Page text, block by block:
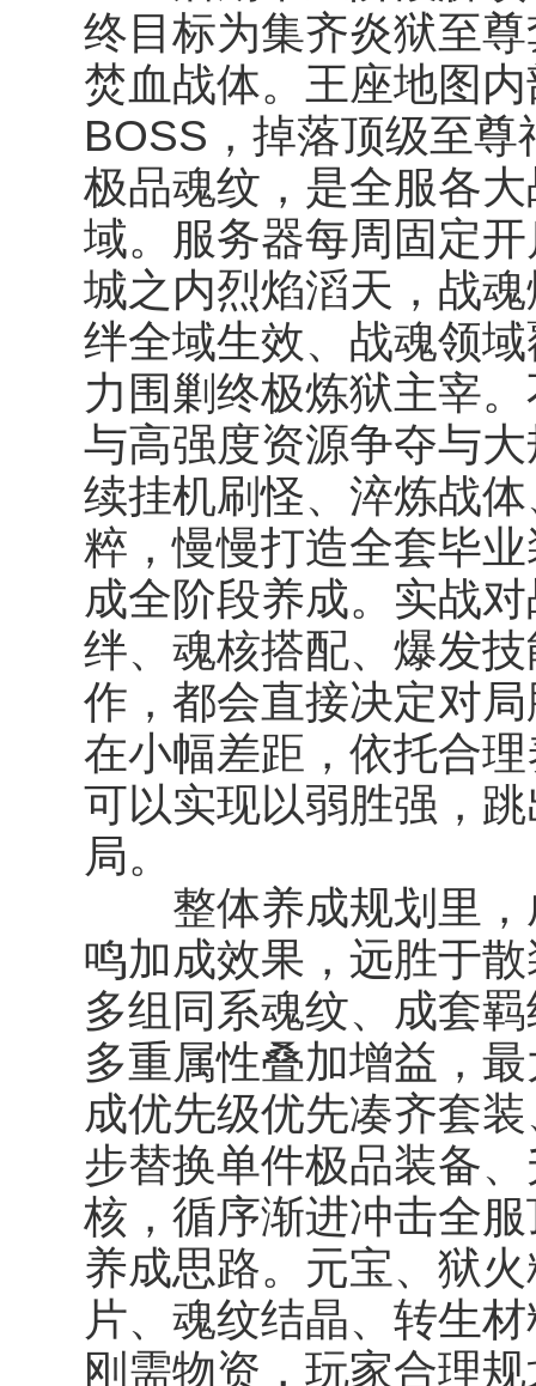
终目标为集齐炎狱至
焚血战体。王座地图
BOSS，掉落顶级至
极品魂纹，是全服各
域。服务器每周固定
城之内烈焰滔天，战
绊全域生效、战魂领
力围剿终极炼狱主宰
与高强度资源争夺与
续挂机刷怪、淬炼战
粹，慢慢打造全套毕
成全阶段养成。实战
绊、魂核搭配、爆发
作，都会直接决定对
在小幅差距，依托合
可以实现以弱胜强，
局。
整体养成规划里，
鸣加成效果，远胜于
多组同系魂纹、成套
多重属性叠加增益，
成优先级优先凑齐套
步替换单件极品装备
核，循序渐进冲击全
养成思路。元宝、狱
片、魂纹结晶、转生
刚需物资，玩家合理